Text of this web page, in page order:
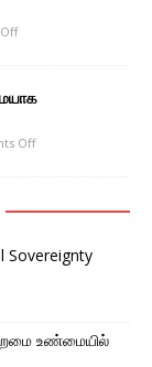
Off
Sovereignty
உண்மையில்